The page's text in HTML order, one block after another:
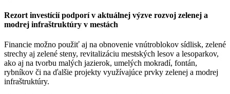
Rezort investícií podporí v aktuálnej výzve rozvoj zelenej a
modrej infraštruktúry v mestách
Financie možno použiť aj na obnovenie vnútroblokov sídlisk, zelené
strechy aj zelené steny, revitalizáciu mestských lesov a lesoparkov,
ako aj na tvorbu malých jazierok, umelých mokradí, fontán,
rybníkov či na ďalšie projekty využívajúce prvky zelenej a modrej
infraštruktúry.